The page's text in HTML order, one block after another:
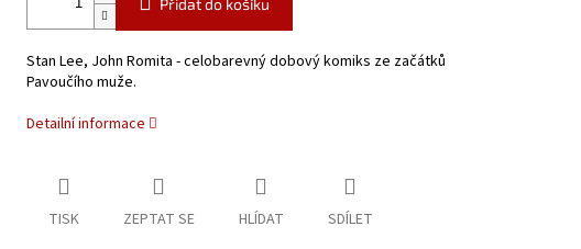
Přidat do košíku
Stan Lee, John Romita - celobarevný dobový komiks ze začátků
Pavoučího muže.
Detailní informace
TISK ZEPTAT SE HLÍDAT SDÍLET